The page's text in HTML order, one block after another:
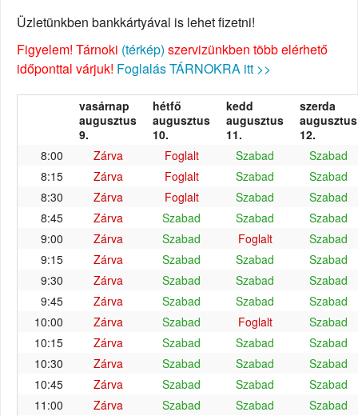
Üzletünkben bankkártyával is lehet fizetni!
Figyelem! Tárnoki (térkép) szervizünkben több elérhető
időponttal várjuk! Foglalás TÁRNOKRA itt >>
vasárnap
augusztus
9.
hétfő
augusztus
10.
kedd
augusztus
11.
szerda
augusztus
12.
8:00
Zárva Foglalt Szabad
Szabad
8:15
Zárva Foglalt Szabad
Szabad
8:30
Zárva Foglalt Szabad
Szabad
8:45
Zárva Szabad Szabad
Szabad
9:00
Zárva Szabad Foglalt
Szabad
9:15
Zárva Szabad Szabad
Szabad
9:30
Zárva Szabad Szabad
Szabad
9:45
Zárva Szabad Szabad
Szabad
10:00
Zárva Szabad Foglalt
Szabad
10:15
Zárva Szabad Szabad
Szabad
10:30
Zárva Szabad Szabad
Szabad
10:45
Zárva Szabad Szabad
Szabad
11:00
Zárva Szabad Szabad
Szabad